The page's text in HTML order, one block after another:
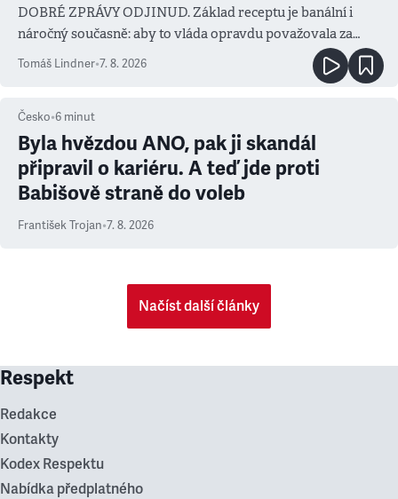
DOBRÉ ZPRÁVY ODJINUD. Základ receptu je banální i
náročný současně: aby to vláda opravdu považovala za
prioritu
Tomáš Lindner•7. 8. 2026
Česko•6 minut
Byla hvězdou ANO, pak ji skandál
připravil o kariéru. A teď jde proti
Babišově straně do voleb
František Trojan•7. 8. 2026
Načíst další články
Respekt
Redakce
Kontakty
Kodex Respektu
Nabídka předplatného